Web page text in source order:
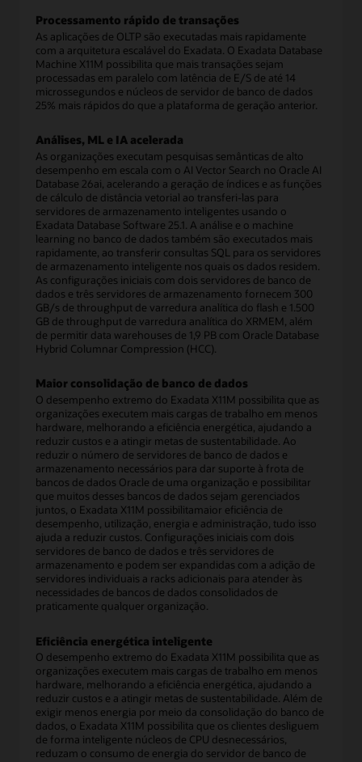
Processamento rápido de transações
As aplicações de OLTP são executadas mais rapidamente
com a arquitetura escalável do Exadata. O Exadata Database
Machine X11M possibilita que mais transações sejam
processadas em paralelo com latência de E/S de até 14
microssegundos e núcleos de servidor de banco de dados
25% mais rápidos do que a plataforma de geração anterior.
Análises, ML e IA acelerada
As organizações executam pesquisas semânticas de alto
desempenho em escala com o AI Vector Search no Oracle AI
Database 26ai, acelerando a geração de índices e as funções
de cálculo de distância vetorial ao transferi-las para
servidores de armazenamento inteligentes usando o
Exadata Database Software 25.1. A análise e o machine
learning no banco de dados também são executados mais
rapidamente, ao transferir consultas SQL para os servidores
de armazenamento inteligente nos quais os dados residem.
As configurações iniciais com dois servidores de banco de
dados e três servidores de armazenamento fornecem 300
GB/s de throughput de varredura analítica do flash e 1.500
GB de throughput de varredura analítica do XRMEM, além
de permitir data warehouses de 1,9 PB com Oracle Database
Hybrid Columnar Compression (HCC).
Maior consolidação de banco de dados
O desempenho extremo do Exadata X11M possibilita que as
organizações executem mais cargas de trabalho em menos
hardware, melhorando a eficiência energética, ajudando a
reduzir custos e a atingir metas de sustentabilidade. Ao
reduzir o número de servidores de banco de dados e
armazenamento necessários para dar suporte à frota de
bancos de dados Oracle de uma organização e possibilitar
que muitos desses bancos de dados sejam gerenciados
juntos, o Exadata X11M possibilitamaior eficiência de
desempenho, utilização, energia e administração, tudo isso
ajuda a reduzir custos. Configurações iniciais com dois
servidores de banco de dados e três servidores de
armazenamento e podem ser expandidas com a adição de
servidores individuais a racks adicionais para atender às
necessidades de bancos de dados consolidados de
praticamente qualquer organização.
Eficiência energética inteligente
O desempenho extremo do Exadata X11M possibilita que as
organizações executem mais cargas de trabalho em menos
hardware, melhorando a eficiência energética, ajudando a
reduzir custos e a atingir metas de sustentabilidade. Além de
exigir menos energia por meio da consolidação do banco de
dados, o Exadata X11M possibilita que os clientes desliguem
de forma inteligente núcleos de CPU desnecessários,
reduzam o consumo de energia do servidor de banco de